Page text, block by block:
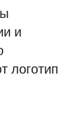
и
логотип